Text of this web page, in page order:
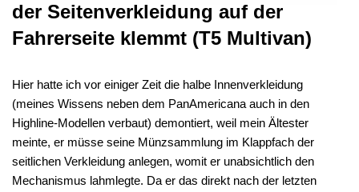
der Seitenverkleidung auf der
Fahrerseite klemmt (T5 Multivan)
Hier hatte ich vor einiger Zeit die halbe Innenverkleidung
(meines Wissens neben dem PanAmericana auch in den
Highline-Modellen verbaut) demontiert, weil mein Ältester
meinte, er müsse seine Münzsammlung im Klappfach der
seitlichen Verkleidung anlegen, womit er unabsichtlich den
Mechanismus lahmlegte. Da er das direkt nach der letzten